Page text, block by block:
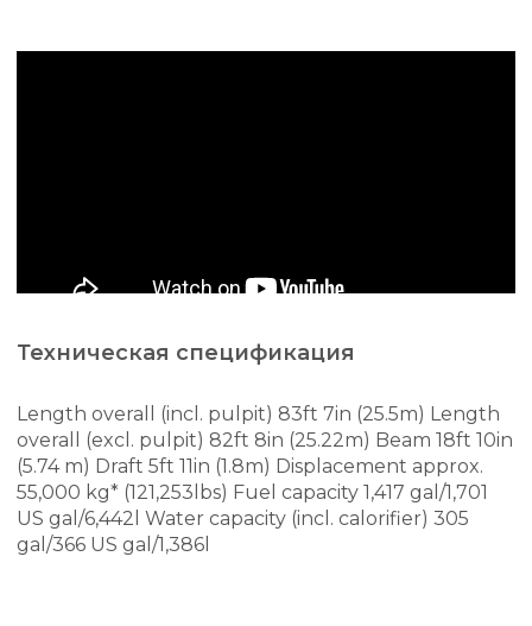
Техническая спецификация
Length overall (incl. pulpit) 83ft 7in (25.5m) Length
overall (excl. pulpit) 82ft 8in (25.22m) Beam 18ft 10in
(5.74 m) Draft 5ft 11in (1.8m) Displacement approx.
55,000 kg* (121,253lbs) Fuel capacity 1,417 gal/1,701
US gal/6,442l Water capacity (incl. calorifier) 305
gal/366 US gal/1,386l